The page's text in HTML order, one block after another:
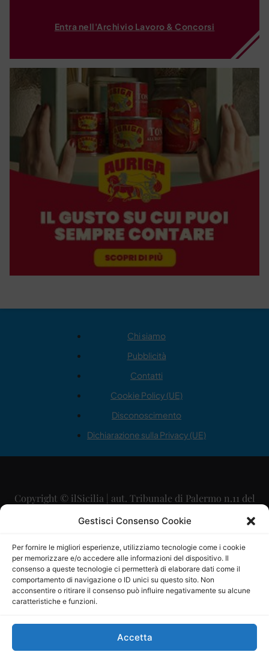
Gestisci Consenso Cookie
Per fornire le migliori esperienze, utilizziamo tecnologie come i cookie
per memorizzare e/o accedere alle informazioni del dispositivo. Il
consenso a queste tecnologie ci permetterà di elaborare dati come il
comportamento di navigazione o ID unici su questo sito. Non
acconsentire o ritirare il consenso può influire negativamente su alcune
caratteristiche e funzioni.
Accetta
Entra nell'Archivio Lavoro & Concorsi
Chi siamo
Pubblicità
Contatti
Cookie Policy (UE)
Disconoscimento
Dichiarazione sulla Privacy (UE)
Copyright © ilSicilia | aut. Tribunale di Palermo n.11 del
29/09/2015
Direttore Editoriale: Maurizio Scaglione
Direttore Responsabile: Maria Calabrese
P.IVA: 06334930820